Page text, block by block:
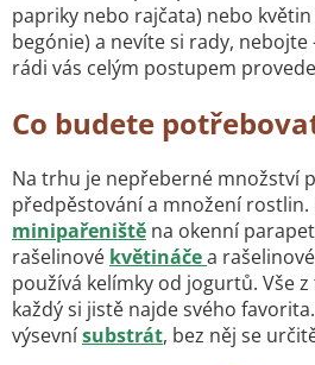
papriky nebo rajčata) nebo
begónie) a nevíte si rady,
rádi vás celým postupem
Co budete
Na trhu je nepřeberné množství
předpěstování a množení rostlin.
minipařeniště na okenní
rašelinové květináčea
používá kelímky od jogurtů. Vše
každý si jistě najde svého
výsevnísubstrát, bez něj se